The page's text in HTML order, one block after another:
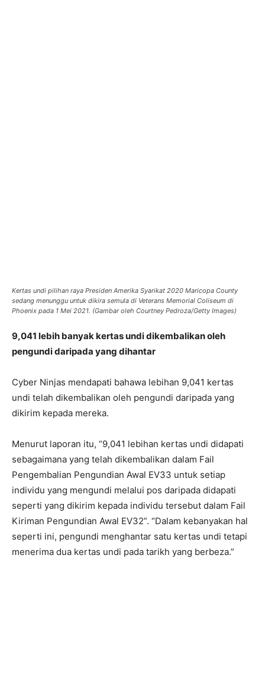
Kertas undi pilihan raya Presiden Amerika Syarikat 2020 Maricopa County
sedang menunggu untuk dikira semula di Veterans Memorial Coliseum di
Phoenix pada 1 Mei 2021. (Gambar oleh Courtney Pedroza/Getty Images)
9,041 lebih banyak kertas undi dikembalikan oleh
pengundi daripada yang dihantar
Cyber ​​Ninjas mendapati bahawa lebihan 9,041 kertas
undi telah dikembalikan oleh pengundi daripada yang
dikirim kepada mereka.
Menurut laporan itu, “9,041 lebihan kertas undi didapati
sebagaimana yang telah dikembalikan dalam Fail
Pengembalian Pengundian Awal EV33 untuk setiap
individu yang mengundi melalui pos daripada didapati
seperti yang dikirim kepada individu tersebut dalam Fail
Kiriman Pengundian Awal EV32”. “Dalam kebanyakan hal
seperti ini, pengundi menghantar satu kertas undi tetapi
menerima dua kertas undi pada tarikh yang berbeza.”